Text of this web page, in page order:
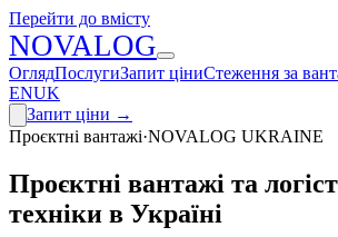
Перейти до вмісту
NOVALOG
ОглядПослугиЗапит ціниСтеження за
ENUK
Запит ціни →
Проєктні вантажі·NOVALOG UKRAINE
Проєктні вантажі та
техніки в Україні